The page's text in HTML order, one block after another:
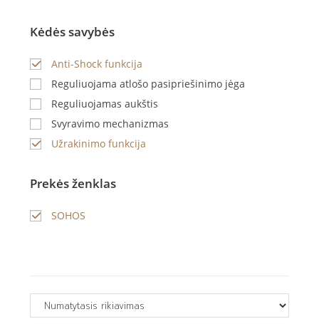
Kėdės savybės
Anti-Shock funkcija
Reguliuojama atlošo pasipriešinimo jėga
Reguliuojamas aukštis
Svyravimo mechanizmas
Užrakinimo funkcija
Prekės ženklas
SOHOS